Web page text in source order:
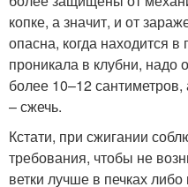
копке, а значит, и от
опасна, когда находится
проникала в клубни, надо
более 10–12 сантиметров,
– сжечь.
Кстати, при сжигании
требования, чтобы не
ветки лучше в печках